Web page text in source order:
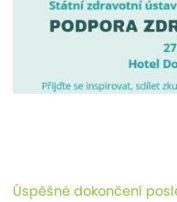
Úspěšné dokončení